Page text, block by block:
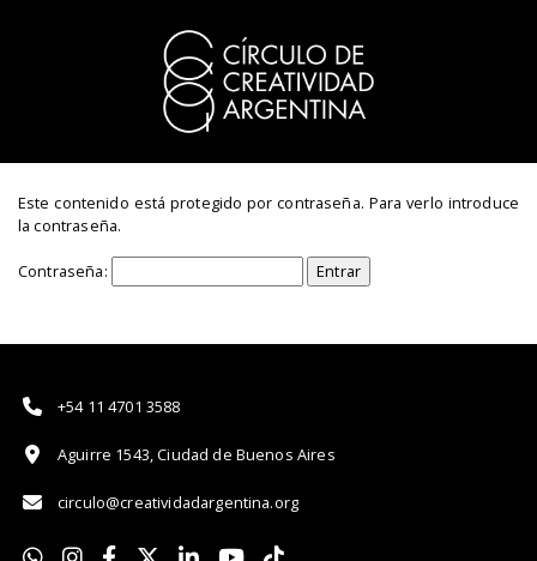
Este contenido está protegido por contraseña. Para verlo introduce
la contraseña.
Contraseña:
+54 11 4701 3588
Aguirre 1543, Ciudad de Buenos Aires
circulo@creatividadargentina.org